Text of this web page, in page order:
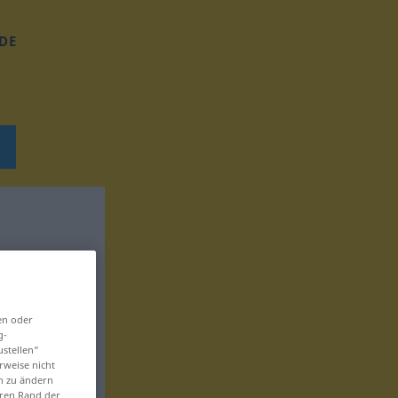
DE
oder
nicht
zu ändern
Rand der